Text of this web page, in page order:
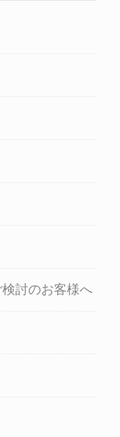
討のお客様へ